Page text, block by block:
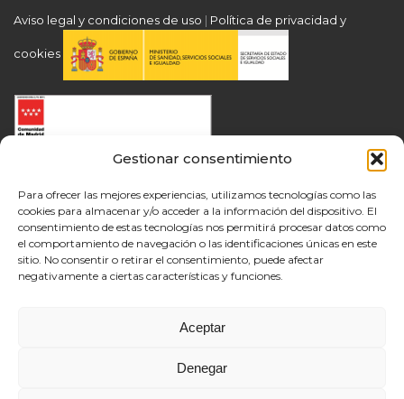
Gestionar consentimiento
Para ofrecer las mejores experiencias, utilizamos tecnologías como las
cookies para almacenar y/o acceder a la información del dispositivo. El
consentimiento de estas tecnologías nos permitirá procesar datos como
el comportamiento de navegación o las identificaciones únicas en este
sitio. No consentir o retirar el consentimiento, puede afectar
negativamente a ciertas características y funciones.
Aceptar
Denegar
Aviso legal y condiciones de uso | Política de privacidad y
cookies